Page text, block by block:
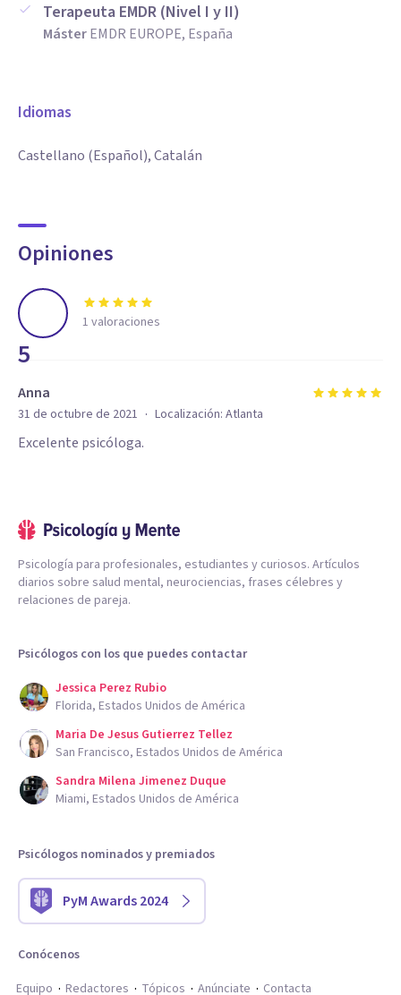
Terapeuta EMDR (Nivel I y II)
MásterEMDR EUROPE, España
Idiomas
Castellano (Español), Catalán
Opiniones
5
1 valoraciones
Anna
31 de octubre de 2021 · Localización: Atlanta
Excelente psicóloga.
Psicología para profesionales, estudiantes y curiosos. Artículos
diarios sobre salud mental, neurociencias, frases célebres y
relaciones de pareja.
Psicólogos con los que puedes contactar
Jessica Perez Rubio
Florida, Estados Unidos de América
Maria De Jesus Gutierrez Tellez
San Francisco, Estados Unidos de América
Sandra Milena Jimenez Duque
Miami, Estados Unidos de América
Psicólogos nominados y premiados
PyM Awards 2024
Conócenos
Equipo
Redactores Tópicos Anúnciate Contacta